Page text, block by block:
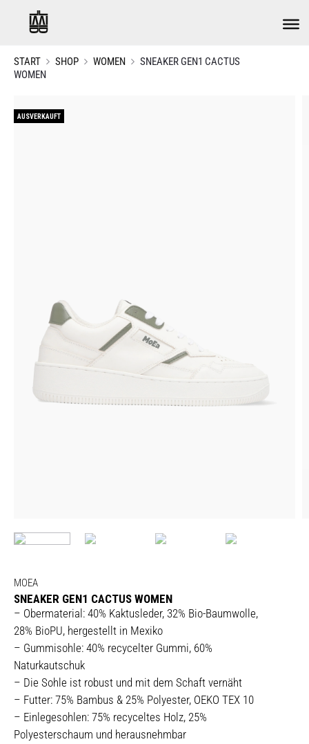
START SHOP WOMEN
SNEAKER GEN1 CACTUS
WOMEN
AUSVERKAUFT
MOEA
SNEAKER GEN1 CACTUS WOMEN
– Obermaterial: 40% Kaktusleder, 32% Bio-Baumwolle,
28% BioPU, hergestellt in Mexiko
– Gummisohle: 40% recycelter Gummi, 60%
Naturkautschuk
– Die Sohle ist robust und mit dem Schaft vernäht
– Futter: 75% Bambus & 25% Polyester, OEKO TEX 10
– Einlegesohlen: 75% recyceltes Holz, 25%
Polyesterschaum und herausnehmbar